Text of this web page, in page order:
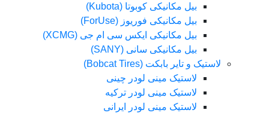
بیل مکانیکی کوبوتا (Kubota)
بیل مکانیکی فوریوز (ForUse)
بیل مکانیکی ایکس سی ام جی (XCMG)
بیل مکانیکی سانی (SANY)
لاستیک و تایر بابکت (Bobcat Tires)
لاستیک مینی لودر چینی
لاستیک مینی لودر ترکیه
لاستیک مینی لودر ایرانی